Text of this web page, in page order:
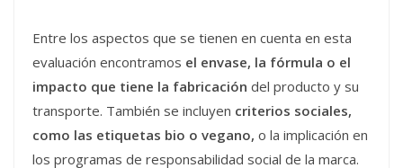
Entre los aspectos que se tienen en cuenta en esta
evaluación encontramos el envase, la fórmula o el
impacto que tiene la fabricación del producto y su
transporte. También se incluyen criterios sociales,
como las etiquetas bio o vegano, o la implicación en
los programas de responsabilidad social de la marca.